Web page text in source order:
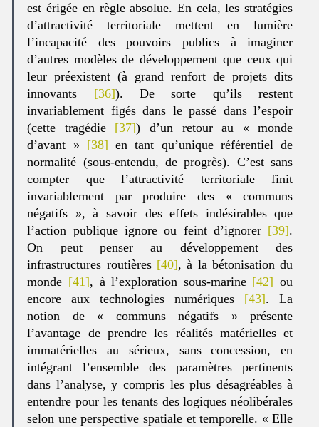
est érigée en règle absolue. En cela, les stratégies
d’attractivité territoriale mettent en lumière
l’incapacité des pouvoirs publics à imaginer
d’autres modèles de développement que ceux qui
leur préexistent (à grand renfort de projets dits
innovants [36]). De sorte qu’ils restent
invariablement figés dans le passé dans l’espoir
(cette tragédie [37]) d’un retour au « monde
d’avant » [38] en tant qu’unique référentiel de
normalité (sous-entendu, de progrès). C’est sans
compter que l’attractivité territoriale finit
invariablement par produire des « communs
négatifs », à savoir des effets indésirables que
l’action publique ignore ou feint d’ignorer [39].
On peut penser au développement des
infrastructures routières [40], à la bétonisation du
monde [41], à l’exploration sous-marine [42] ou
encore aux technologies numériques [43]. La
notion de « communs négatifs » présente
l’avantage de prendre les réalités matérielles et
immatérielles au sérieux, sans concession, en
intégrant l’ensemble des paramètres pertinents
dans l’analyse, y compris les plus désagréables à
entendre pour les tenants des logiques néolibérales
selon une perspective spatiale et temporelle. « Elle